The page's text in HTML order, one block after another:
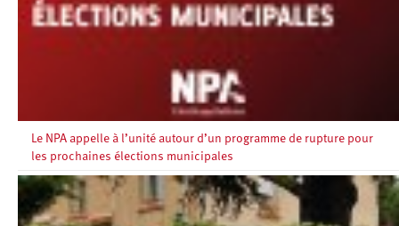
Le NPA appelle à l’unité autour d’un programme de rupture pour
les prochaines élections municipales